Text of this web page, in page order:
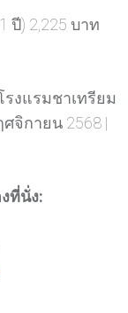
ปี) 2,225 บาท
รงแรมชาเทรียม
ศจิกายน 2568 |
ที่นั่ง: